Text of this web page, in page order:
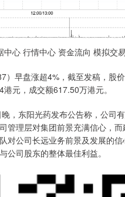
中心 行情中心 资金流向 模拟交
早盘涨超4%，截至发稿，股
元，成交额617.50万港元。
东阳光药发布公告称，公司
管理层对集团前景充满信心，
对公司长远业务前景及发展的信
公司股东的整体最佳利益。